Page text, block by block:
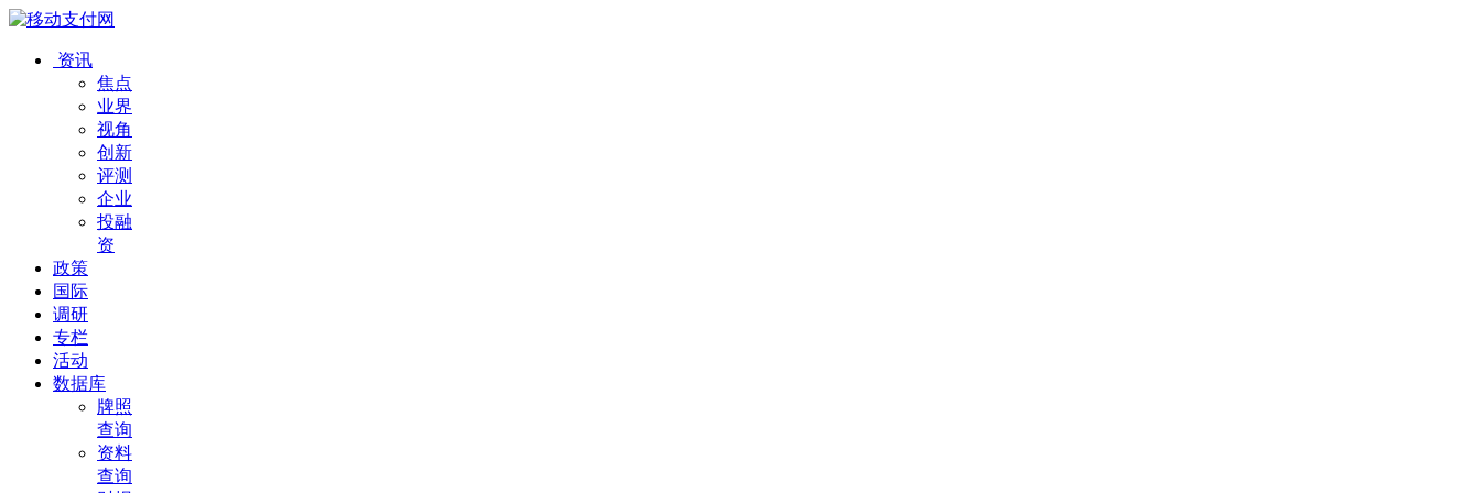
资讯
焦点
业界
视角
创新
评测
企业
投融
资
政策
国际
调研
专栏
活动
数据库
牌照
查询
资料
查询